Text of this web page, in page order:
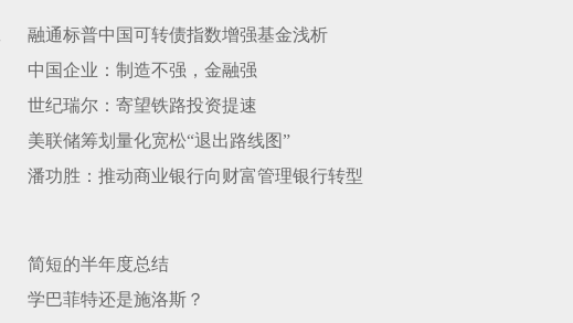
融通标普中国可转债指数增强基金浅析
中国企业：制造不强，金融强
世纪瑞尔：寄望铁路投资提速
美联储筹划量化宽松“退出路线图”
潘功胜：推动商业银行向财富管理银行转型
简短的半年度总结
学巴菲特还是施洛斯？